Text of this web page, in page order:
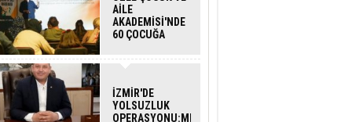
AİLE
AKADEMİSİ'NDE
60 ÇOCUĞA
İZMİR'DE
YOLSUZLUK
OPERASYONU:MENDERES